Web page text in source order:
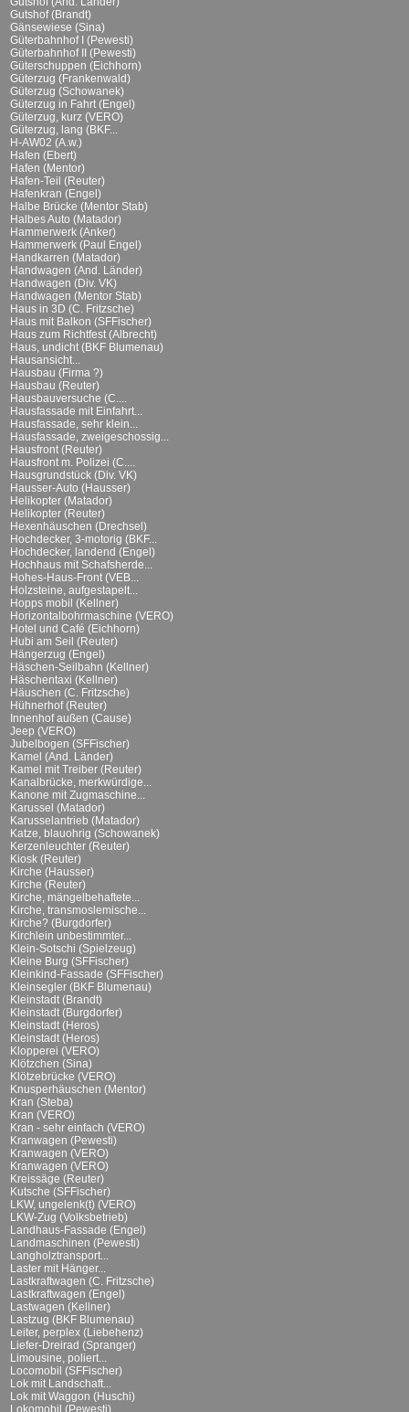
Gutshof (Brandt)
Gänsewiese (Sina)
Güterbahnhof I (Pewesti)
Güterbahnhof II (Pewesti)
Güterschuppen (Eichhorn)
Güterzug (Frankenwald)
Güterzug (Schowanek)
Güterzug in Fahrt (Engel)
Güterzug, kurz (VERO)
Güterzug, lang (BKF...
H-AW02 (A.w.)
Hafen (Ebert)
Hafen (Mentor)
Hafen-Teil (Reuter)
Hafenkran (Engel)
Halbe Brücke (Mentor Stab)
Halbes Auto (Matador)
Hammerwerk (Anker)
Hammerwerk (Paul Engel)
Handkarren (Matador)
Handwagen (And. Länder)
Handwagen (Div. VK)
Handwagen (Mentor Stab)
Haus in 3D (C. Fritzsche)
Haus mit Balkon (SFFischer)
Haus zum Richtfest (Albrecht)
Haus, undicht (BKF Blumenau)
Hausansicht...
Hausbau (Firma ?)
Hausbau (Reuter)
Hausbauversuche (C....
Hausfassade mit Einfahrt...
Hausfassade, sehr klein...
Hausfassade, zweigeschossig...
Hausfront (Reuter)
Hausfront m. Polizei (C....
Hausgrundstück (Div. VK)
Hausser-Auto (Hausser)
Helikopter (Matador)
Helikopter (Reuter)
Hexenhäuschen (Drechsel)
Hochdecker, 3-motorig (BKF...
Hochdecker, landend (Engel)
Hochhaus mit Schafsherde...
Hohes-Haus-Front (VEB...
Holzsteine, aufgestapelt...
Hopps mobil (Kellner)
Horizontalbohrmaschine (VERO)
Hotel und Café (Eichhorn)
Hubi am Seil (Reuter)
Hängerzug (Engel)
Häschen-Seilbahn (Kellner)
Häschentaxi (Kellner)
Häuschen (C. Fritzsche)
Hühnerhof (Reuter)
Innenhof außen (Cause)
Jeep (VERO)
Jubelbogen (SFFischer)
Kamel (And. Länder)
Kamel mit Treiber (Reuter)
Kanalbrücke, merkwürdige...
Kanone mit Zugmaschine...
Karussel (Matador)
Karusselantrieb (Matador)
Katze, blauohrig (Schowanek)
Kerzenleuchter (Reuter)
Kiosk (Reuter)
Kirche (Hausser)
Kirche (Reuter)
Kirche, mängelbehaftete...
Kirche, transmoslemische...
Kirche? (Burgdorfer)
Kirchlein unbestimmter...
Klein-Sotschi (Spielzeug)
Kleine Burg (SFFischer)
Kleinkind-Fassade (SFFischer)
Kleinsegler (BKF Blumenau)
Kleinstadt (Brandt)
Kleinstadt (Burgdorfer)
Kleinstadt (Heros)
Kleinstadt (Heros)
Klopperei (VERO)
Klötzchen (Sina)
Klötzebrücke (VERO)
Knusperhäuschen (Mentor)
Kran (Steba)
Kran (VERO)
Kran - sehr einfach (VERO)
Kranwagen (Pewesti)
Kranwagen (VERO)
Kranwagen (VERO)
Kreissäge (Reuter)
Kutsche (SFFischer)
LKW, ungelenk(t) (VERO)
LKW-Zug (Volksbetrieb)
Landhaus-Fassade (Engel)
Landmaschinen (Pewesti)
Langholztransport...
Laster mit Hänger...
Lastkraftwagen (C. Fritzsche)
Lastkraftwagen (Engel)
Lastwagen (Kellner)
Lastzug (BKF Blumenau)
Leiter, perplex (Liebehenz)
Liefer-Dreirad (Spranger)
Limousine, poliert...
Locomobil (SFFischer)
Lok mit Landschaft...
Lok mit Waggon (Huschi)
Lokomobil (Pewesti)